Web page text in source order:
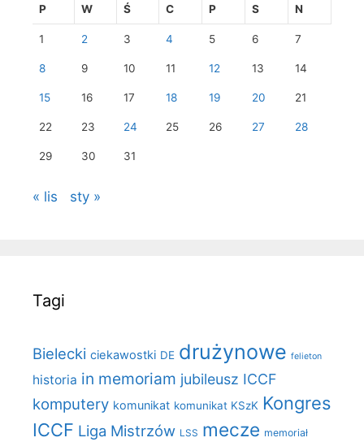
P W Ś C P S N
1 2 3 4 5 6 7
8 9 10 11 12 13 14
15 16 17 18 19 20 21
22 23 24 25 26 27 28
29 30 31
« lis sty »
Tagi
Bielecki ciekawostki DE drużynowe felieton
historia in memoriam jubileusz ICCF
komputery komunikat komunikat KSzK Kongres
ICCF Liga Mistrzów LSS mecze memoriał